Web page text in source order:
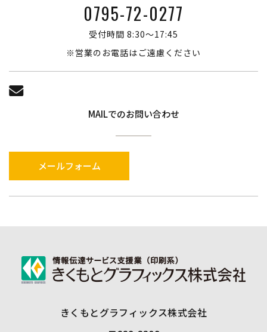
・入力フォームその他当社が定める方法を通じてユ
ーザーが入力または送信する情報
(2) ユーザーが本サービスの利用において、他のサー
ビスと連携を許可することにより、当該他のサー
ユーザーが、本サービスを利用するにあたり、ソ
にご同意いただいた内容に基づき、以下の情報を
当該外部サービスから収集します。
・当該外部サービスでユーザーが利用するID
(3) ユーザーが本サービスを利用するにあたって、当
社が収集する情報
用方法に関する情報を収集することがあります。
0795-72-0277
受付時間 8:30～17:45
※営業のお電話はご遠慮ください
MAILでのお問い合わせ
メールフォーム
きくもとグラフィックス株式会社